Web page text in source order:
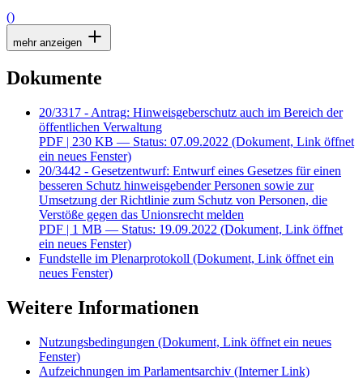
()
mehr anzeigen
Dokumente
20/3317 - Antrag: Hinweisgeberschutz auch im Bereich der
öffentlichen Verwaltung
PDF | 230 KB — Status: 07.09.2022 (Dokument, Link öffnet
ein neues Fenster)
20/3442 - Gesetzentwurf: Entwurf eines Gesetzes für einen
besseren Schutz hinweisgebender Personen sowie zur
Umsetzung der Richtlinie zum Schutz von Personen, die
Verstöße gegen das Unionsrecht melden
PDF | 1 MB — Status: 19.09.2022 (Dokument, Link öffnet
ein neues Fenster)
Fundstelle im Plenarprotokoll (Dokument, Link öffnet ein
neues Fenster)
Weitere Informationen
Nutzungsbedingungen (Dokument, Link öffnet ein neues
Fenster)
Aufzeichnungen im Parlamentsarchiv (Interner Link)